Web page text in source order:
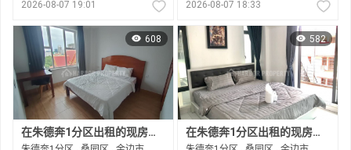
2026-08-07 19:01 2026-08-07 18:33
608
在朱德奔1分区出租的现房公寓
582
在朱德奔1分区出租的现房公寓